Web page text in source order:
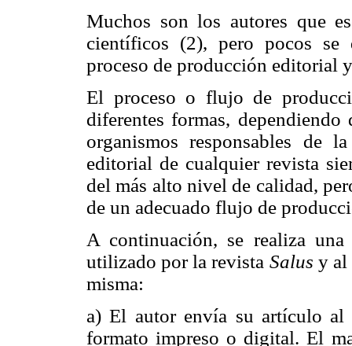
Muchos son los autores que
científicos (2), pero pocos se
proceso de producción editorial
El proceso o flujo de
diferentes formas,
organismos responsables de
editorial de cualquier revista
del más alto nivel de calidad,
de un adecuado flujo de
A continuación, se realiza
utilizado por la revista Salus y al
misma:
a) El autor envía su artículo al
formato impreso o digital. El